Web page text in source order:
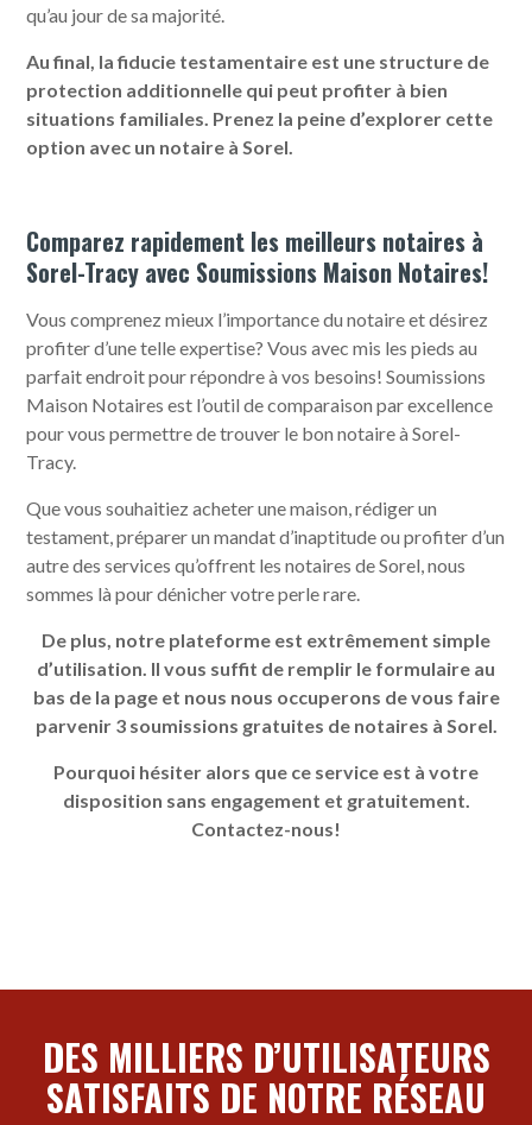
qu’au jour de sa majorité.
Au final, la fiducie testamentaire est une structure de
protection additionnelle qui peut profiter à bien
situations familiales. Prenez la peine d’explorer cette
option avec un notaire à Sorel.
Comparez rapidement les meilleurs notaires à
Sorel-Tracy avec Soumissions Maison Notaires!
Vous comprenez mieux l’importance du notaire et désirez
profiter d’une telle expertise? Vous avec mis les pieds au
parfait endroit pour répondre à vos besoins! Soumissions
Maison Notaires est l’outil de comparaison par excellence
pour vous permettre de trouver le bon notaire à Sorel-
Tracy.
Que vous souhaitiez acheter une maison, rédiger un
testament, préparer un mandat d’inaptitude ou profiter d’un
autre des services qu’offrent les notaires de Sorel, nous
sommes là pour dénicher votre perle rare.
De plus, notre plateforme est extrêmement simple
d’utilisation. Il vous suffit de remplir le formulaire au
bas de la page et nous nous occuperons de vous faire
parvenir 3 soumissions gratuites de notaires à Sorel.
Pourquoi hésiter alors que ce service est à votre
disposition sans engagement et gratuitement.
Contactez-nous!
DES MILLIERS D’UTILISATEURS
SATISFAITS DE NOTRE RÉSEAU